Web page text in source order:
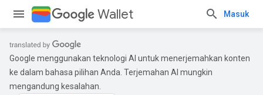
Wallet Masuk
Google menggunakan teknologi AI untuk menerjemahkan konten
ke dalam bahasa pilihan Anda. Terjemahan AI mungkin
mengandung kesalahan.